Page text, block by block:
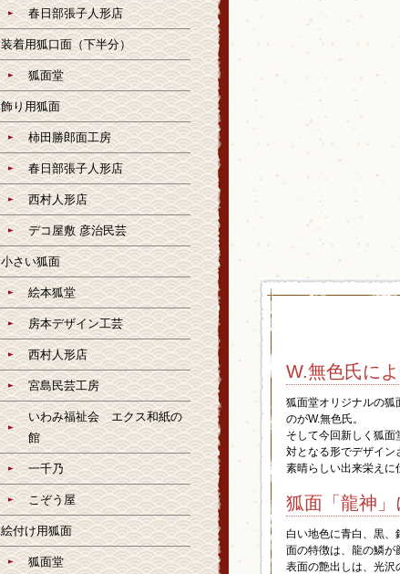
W.無色氏に
狐面堂オリジナルの狐
のがW.無色氏。
そして今回新しく狐面
対となる形でデザイン
素晴らしい出来栄えに
狐面「龍神」
白い地色に青白、黒、
面の特徴は、龍の鱗が
表面の艶出しは、光沢
春日部張子人形店
装着用狐口面（下半分）
狐面堂
飾り用狐面
柿田勝郎面工房
春日部張子人形店
西村人形店
デコ屋敷 彦治民芸
小さい狐面
絵本狐堂
房本デザイン工芸
西村人形店
宮島民芸工房
いわみ福祉会 エクス和紙の
館
一千乃
こぞう屋
絵付け用狐面
狐面堂